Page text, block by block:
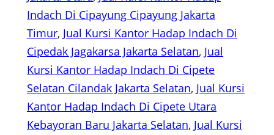
Indach Di Cipayung Cipayung Jakarta
Timur, Jual Kursi Kantor Hadap Indach Di
Cipedak Jagakarsa Jakarta Selatan, Jual
Kursi Kantor Hadap Indach Di Cipete
Selatan Cilandak Jakarta Selatan, Jual Kursi
Kantor Hadap Indach Di Cipete Utara
Kebayoran Baru Jakarta Selatan, Jual Kursi